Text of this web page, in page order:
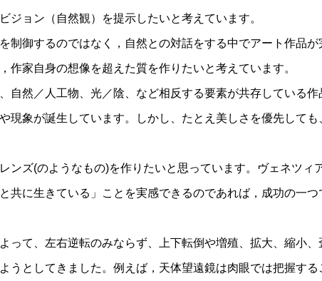
ジョン（自然観）を提示したいと考えています。
制御するのではなく，自然との対話をする中でアート作品
作家自身の想像を超えた質を作りたいと考えています。
自然／人工物、光／陰、など相反する要素が共存している
現象が誕生しています。しかし、たとえ美しさを優先して
ンズ(のようなもの)を作りたいと思っています。ヴェネツ
共に生きている」ことを実感できるのであれば，成功の一つ
って、左右逆転のみならず、上下転倒や増殖、拡大、縮小
うとしてきました。例えば，天体望遠鏡は肉眼では把握す